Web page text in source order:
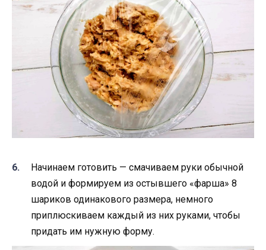
Начинаем готовить — смачиваем руки обычной
водой и формируем из остывшего «фарша» 8
шариков одинакового размера, немного
приплюскиваем каждый из них руками, чтобы
придать им нужную форму.